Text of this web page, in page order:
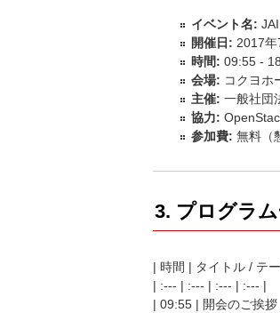
イベント名:
開催日: 2017年
時間: 09:55 -
会場: コクヨホ
主催: 一般社団
協力:
参加費: 無料（
3. プログラ
| 時間 | タイトル / テ
| :--- | :--- | :--- | :--- |
| 09:55 | 開会のご挨